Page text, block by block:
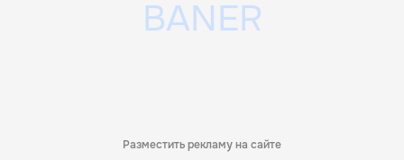
Разместить рекламу на сайте